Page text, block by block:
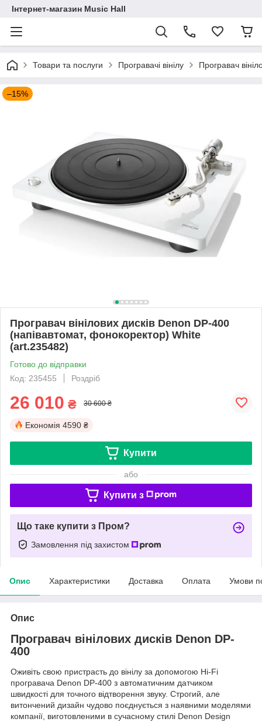
Інтернет-магазин Music Hall
Товари та послуги Програвачі вінілу Програвач
–15%
Програвач вінілових дисків Denon DP-400
(напівавтомат, фонокоректор) White
(art.235482)
Готово до відправки
Код: 235455
Роздріб
26 010 ₴ 30 600 ₴
Економія 4590 ₴
Купити
або
Купити з
Що таке купити з Пром?
Замовлення під захистом
Опис Характеристики Доставка Оплата Умови
Опис
Програвач вінілових дисків Denon DP-
400
Оживіть свою пристрасть до вінілу за допомогою Hi-Fi
програвача Denon DP-400 з автоматичним датчиком
швидкості для точного відтворення звуку. Строгий, але
витончений дизайн чудово поєднується з наявними моделями
компанії, виготовленими в сучасному стилі Denon Design